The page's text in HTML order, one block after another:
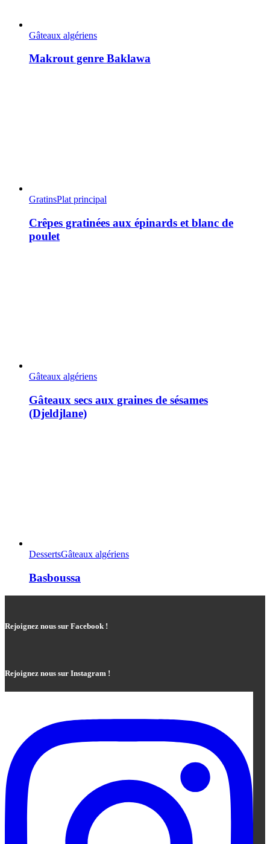
Gâteaux algériens
Makrout genre Baklawa
GratinsPlat principal
Crêpes gratinées aux épinards et blanc de
poulet
Gâteaux algériens
Gâteaux secs aux graines de sésames
(Djeldjlane)
DessertsGâteaux algériens
Basboussa
Rejoignez nous sur Facebook !
Rejoignez nous sur Instagram !